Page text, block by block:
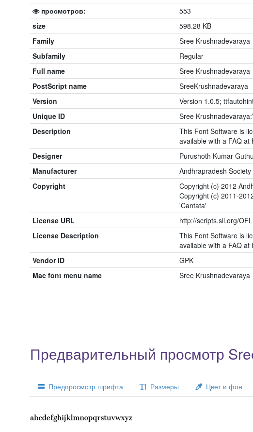
просмотров:
553
size
598.28 KB
Family
Sree Krushnadevaraya
Subfamily
Regular
Full name
Sree Krushnadevaraya
PostScript name
SreeKrushnadevaraya
Version
Version 1.0.5;
Unique ID
Sree
Description
This Font Software is
available with a FAQ
Designer
Purushoth Kumar
Manufacturer
Andhrapradesh
Copyright
Copyright (c) 2012
Copyright (c) 2011-
'Cantata'
License URL
http://scripts.sil.org/OFL
License Description
This Font Software is
available with a FAQ
Vendor ID
GPK
Mac font menu name
Sree Krushnadevaraya
Предварительный просмотр
Предпросмотр шрифта Размеры Цвет и фон